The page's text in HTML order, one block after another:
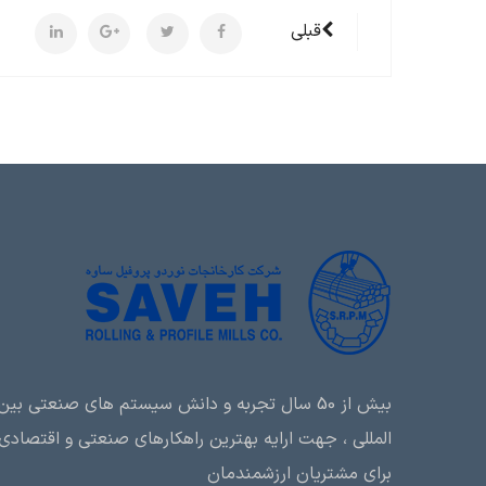
قبلی
بیش از 50 سال تجربه و دانش سیستم های صنعتی
المللی ، جهت ارایه بهترین راهکارهای صنعتی و اقتصادی
برای مشتریان ارزشمندمان